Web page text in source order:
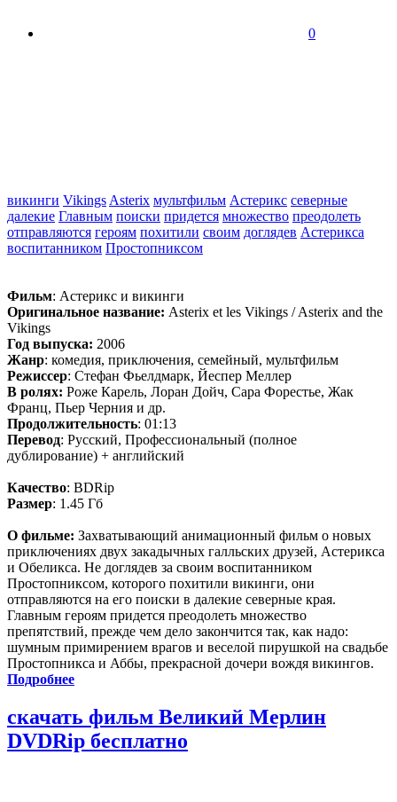
0
викинги Vikings Asterix мультфильм Астерикс северные
далекие Главным поиски придется множество преодолеть
отправляются героям похитили своим доглядев Астерикса
воспитанником Простопниксом
Фильм: Астерикс и викинги
Оригинальное название: Asterix et les Vikings / Asterix and the
Vikings
Год выпуска: 2006
Жанр: комедия, приключения, семейный, мультфильм
Режиссер: Стефан Фьелдмарк, Йеспер Меллер
В ролях: Роже Карель, Лоран Дойч, Сара Форестье, Жак
Франц, Пьер Черния и др.
Продолжительность: 01:13
Перевод: Русский, Профессиональный (полное
дублирование) + английский
Качество: BDRip
Размер: 1.45 Гб
О фильме: Захватывающий анимационный фильм о новых
приключениях двух закадычных галльских друзей, Астерикса
и Обеликса. Не доглядев за своим воспитанником
Простопниксом, которого похитили викинги, они
отправляются на его поиски в далекие северные края.
Главным героям придется преодолеть множество
препятствий, прежде чем дело закончится так, как надо:
шумным примирением врагов и веселой пирушкой на свадьбе
Простопникса и Аббы, прекрасной дочери вождя викингов.
Подробнее
скачать фильм Великий Мерлин
DVDRip бесплатно